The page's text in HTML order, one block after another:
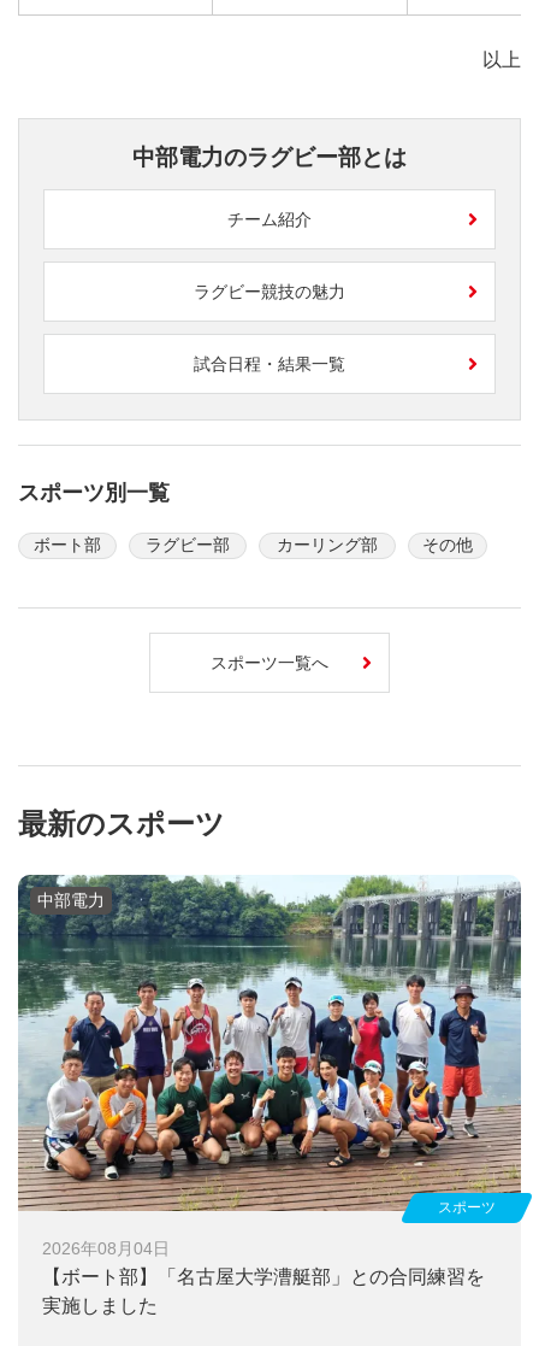
以上
中部電力のラグビー部とは
チーム紹介
ラグビー競技の魅力
試合日程・結果一覧
スポーツ別一覧
ボート部 ラグビー部 カーリング部 その他
スポーツ一覧へ
最新のスポーツ
2026年08月04日
【ボート部】
「名古屋大学漕艇部」との合同練習を
実施しました
スポーツ
中部電力